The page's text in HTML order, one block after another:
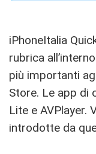
iPhoneItalia
rubrica
più importanti
Store. Le app di
Lite e AVPlayer.
introdotte da